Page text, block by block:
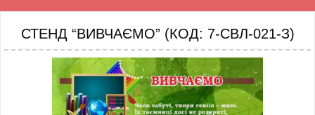
СТЕНДИ ДЛЯ НУШ
СТЕНДИ ДЛЯ ПОЧАТКОВОЇ ШКОЛИ
СТЕНДИ ДЛЯ КАБІНЕТІВ
СТЕНД “ВИВЧАЄМО” (КОД: 7-СВЛ-021-З)